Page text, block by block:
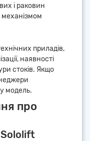
і раковин
приладів,
наявності
стоків. Якщо
модель.
про